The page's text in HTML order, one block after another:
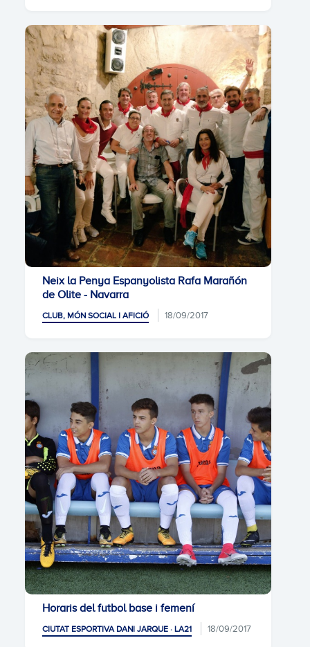
Neix la Penya Espanyolista Rafa Marañón
de Olite - Navarra
CLUB, MÓN SOCIAL I AFICIÓ 18/09/2017
Horaris del futbol base i femení
CIUTAT ESPORTIVA DANI JARQUE · LA21 18/09/2017